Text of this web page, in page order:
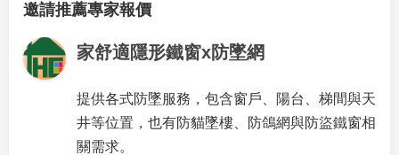
邀請推薦專家報價
家舒適隱形鐵窗x防墜網
提供各式防墜服務，包含窗戶、陽台、梯間與天
井等位置，也有防貓墜樓、防鴿網與防盜鐵窗相
關需求。